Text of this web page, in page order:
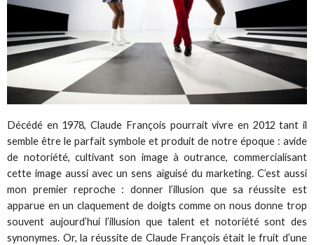
Décédé en 1978, Claude François pourrait vivre en 2012 tant il
semble être le parfait symbole et produit de notre époque : avide
de notoriété, cultivant son image à outrance, commercialisant
cette image aussi avec un sens aiguisé du marketing. C’est aussi
mon premier reproche : donner l’illusion que sa réussite est
apparue en un claquement de doigts comme on nous donne trop
souvent aujourd’hui l’illusion que talent et notoriété sont des
synonymes. Or, la réussite de Claude François était le fruit d’une